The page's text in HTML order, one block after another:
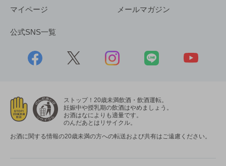
マイページ メールマガジン
公式SNS一覧
ストップ！20歳未満飲酒・飲酒運転。
妊娠中や授乳期の飲酒はやめましょう。
お酒はなによりも適量です。
のんだあとはリサイクル。
お酒に関する情報の20歳未満の方への転送および共有はご遠慮ください。